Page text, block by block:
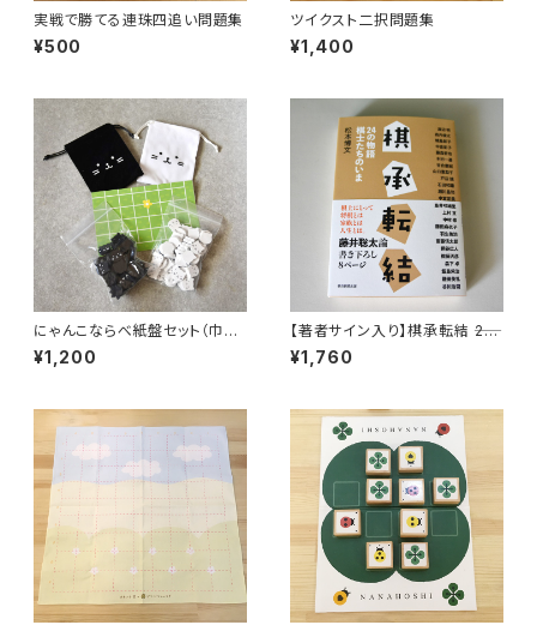
実戦で勝てる連珠四追い問題集
¥500
ツイクスト二択問題集
¥1,400
にゃんこならべ紙盤セット（巾着
つき・箱なし）
¥1,200
【著者サイン入り】棋承転結 ――24
の物語 棋士たちのいま
¥1,760